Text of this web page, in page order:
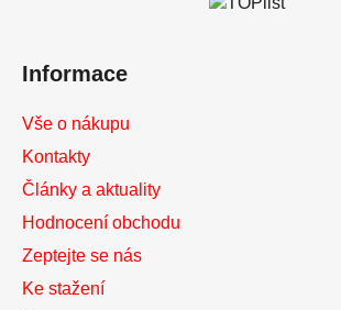
Informace
Vše o nákupu
Kontakty
Články a aktuality
Hodnocení obchodu
Zeptejte se nás
Ke stažení